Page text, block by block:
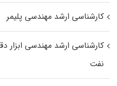
کارشناسی ارشد مهندسی پلیمر
کارشناسی ارشد مهندسی ابزار
نفت